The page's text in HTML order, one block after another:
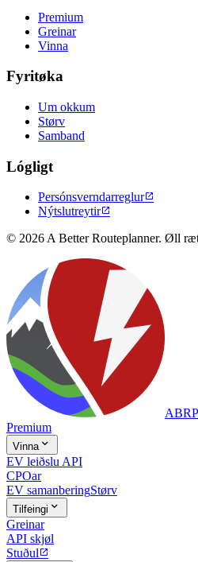
Premium
Greinar
Vinna
Fyritøka
Um okkum
Størv
Samband
Lógligt
Persónsverndarreglur
Nýtslutreytir
© 2026 A Better Routeplanner. Øll
ABRP
Premium
Vinna 
EV leiðslu API
CPOar
EV samanberingStørv
Tilfeingi 
Greinar
API skjøl
Stuðul